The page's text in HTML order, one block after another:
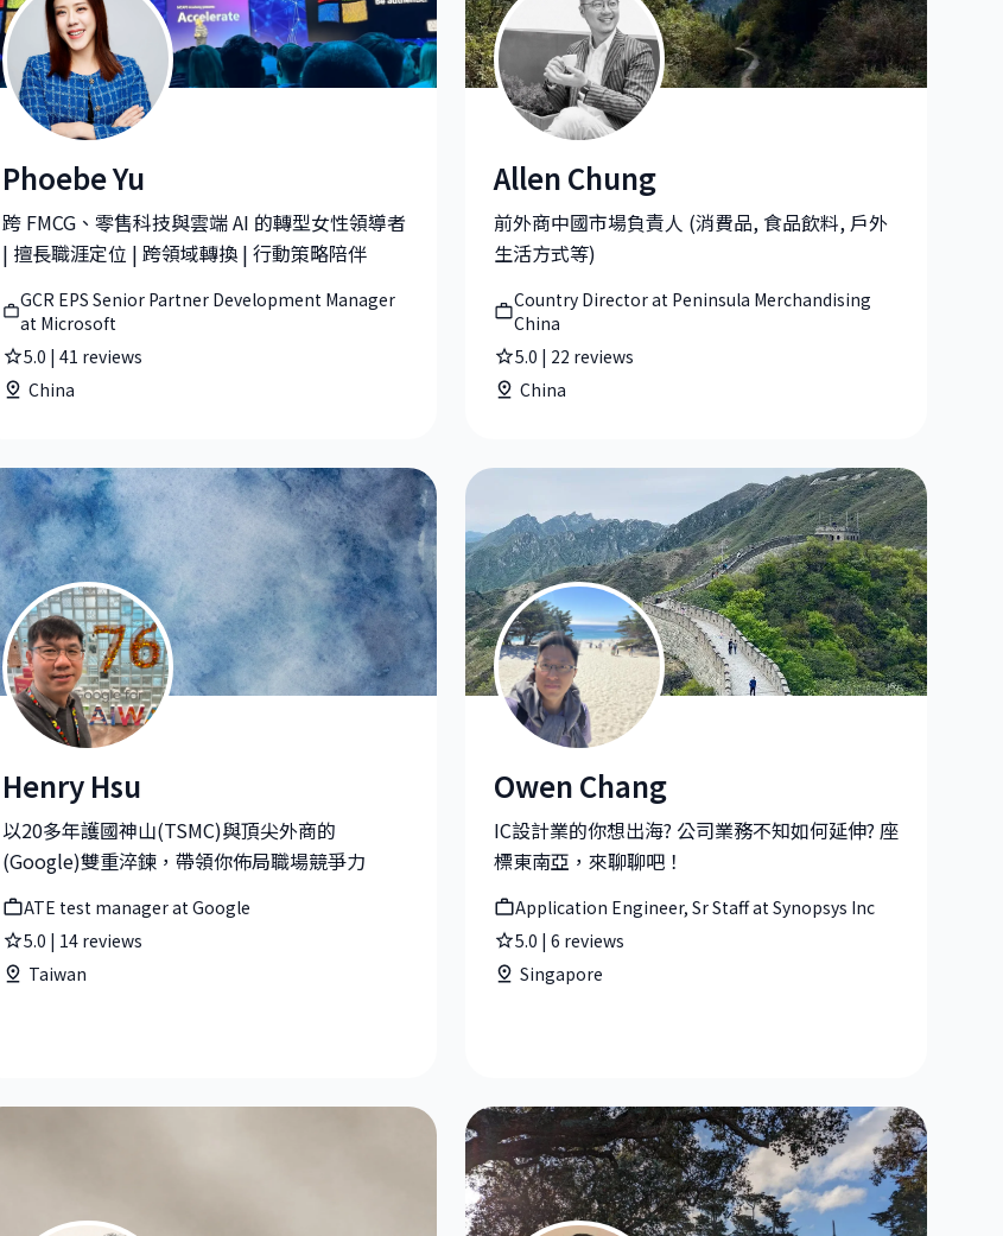
China at Nielsen
Phoebe Yu|GCR EPS Senior Partner Development Manager at Microsoft
Phoebe Yu
跨 FMCG、零售科技與雲端 AI 的轉型女性領導者
| 擅長職涯定位 | 跨領域轉換 | 行動策略陪伴
GCR EPS Senior Partner Development Manager
at Microsoft
5.0 | 41 reviews
China
Allen Chung|Country Director at Peninsula Merchandising
Allen Chung
前外商中國市場負責人 (消費品, 食品飲料, 戶外
生活方式等)
Country Director at Peninsula Merchandising
China
5.0 | 22 reviews
China
ASUS華碩電腦
Henry Hsu|ATE test manager at Google
Henry Hsu
以20多年護國神山(TSMC)與頂尖外商的
(Google)雙重淬鍊，帶領你佈局職場競爭力
ATE test manager at Google
5.0 | 14 reviews
Taiwan
Owen Chang|Application Engineer, Sr Staff at Synopsys
Owen Chang
IC設計業的你想出海? 公司業務不知如何延伸? 座
標東南亞，來聊聊吧！
Application Engineer, Sr Staff at Synopsys Inc
5.0 | 6 reviews
Singapore